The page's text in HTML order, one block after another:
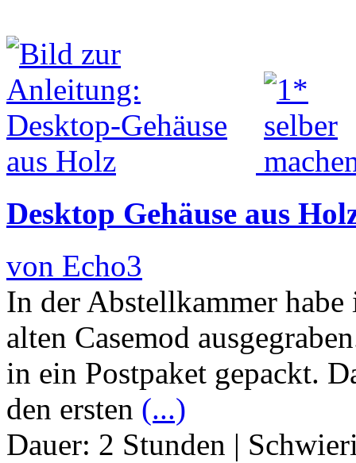
Desktop Gehäuse aus
von Echo3
In der Abstellkammer
alten Casemod
in ein Postpaket gepackt.
den ersten (...)
Dauer: 2 Stunden |